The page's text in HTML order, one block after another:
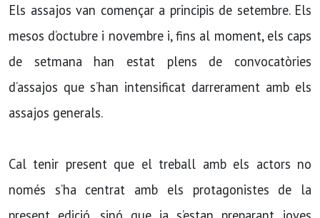
Els assajos van començar a principis de setembre. Els
mesos d’octubre i novembre i, fins al moment, els caps
de setmana han estat plens de convocatòries
d’assajos que s’han intensificat darrerament amb els
assajos generals.
Cal tenir present que el treball amb els actors no
només s’ha centrat amb els protagonistes de la